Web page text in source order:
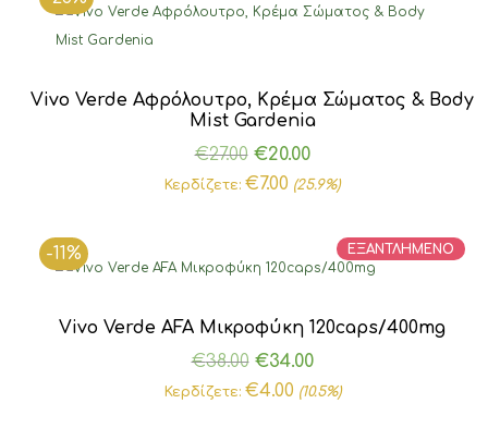
Vivo Verde Αφρόλουτρο, Κρέμα Σώματος & Body
Mist Gardenia
€27.00 Original
price
€20.00Η
τρέχουσα
είναι:
€20.00.
Κερδίζετε: €7.00 (25.9%)
-11% ΕΞΑΝΤΛΗΜΕΝΟ
Vivo Verde AFA Μικροφύκη 120caps/400mg
€38.00 Original
price
€34.00Η
τρέχουσα
Κερδίζετε: €4.00 (10.5%)